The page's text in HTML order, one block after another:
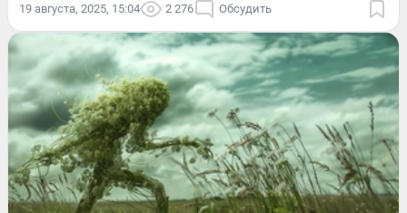
19 августа, 2025, 15:04 2 276 Обсудить